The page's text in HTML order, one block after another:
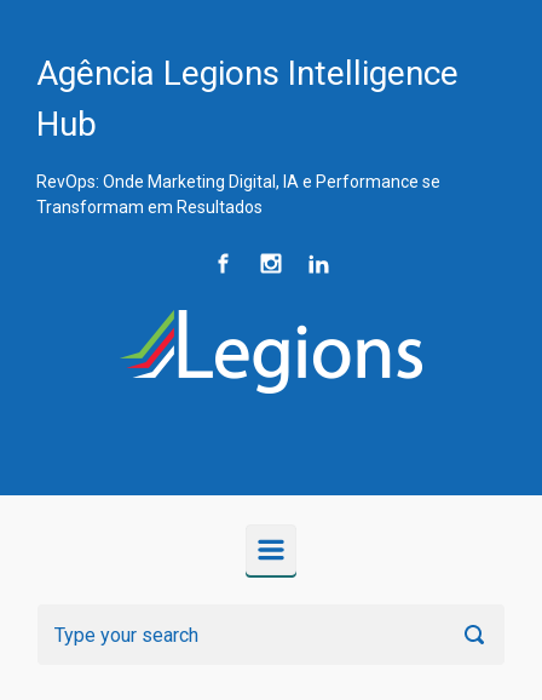
Agência Legions Intelligence
Hub
RevOps: Onde Marketing Digital, IA e Performance se
Transformam em Resultados